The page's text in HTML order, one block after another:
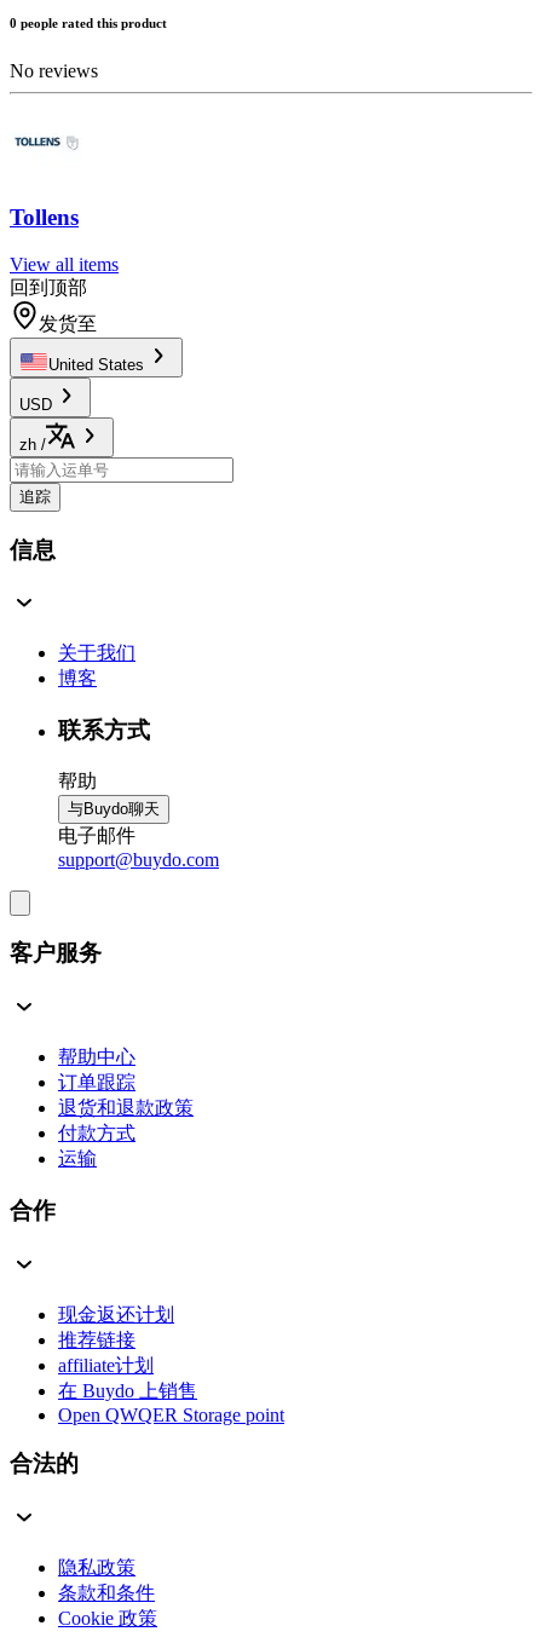
0 people rated this product
No reviews
Tollens
View all items
回到顶部
发货至
United States
USD
zh /
追踪
信息
关于我们
博客
联系方式
帮助
与Buydo聊天
电子邮件
support@buydo.com
客户服务
帮助中心
订单跟踪
退货和退款政策
付款方式
运输
合作
现金返还计划
推荐链接
affiliate计划
在 Buydo 上销售
Open QWQER Storage point
合法的
隐私政策
条款和条件
Cookie 政策